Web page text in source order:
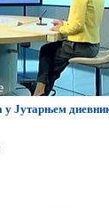
Јутарњем